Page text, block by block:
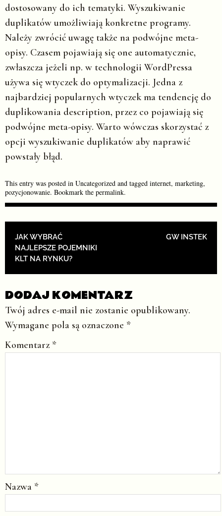
dostosowany do ich tematyki. Wyszukiwanie
duplikatów umożliwiają konkretne programy.
Należy zwrócić uwagę także na podwójne meta-
opisy. Czasem pojawiają się one automatycznie,
zwłaszcza jeżeli np. w technologii WordPressa
używa się wtyczek do optymalizacji. Jedna z
najbardziej popularnych wtyczek ma tendencję do
duplikowania description, przez co pojawiają się
podwójne meta-opisy. Warto wówczas skorzystać z
opcji wyszukiwanie duplikatów aby naprawić
powstały błąd.
This entry was posted in Uncategorized and tagged internet, marketing,
pozycjonowanie. Bookmark the permalink.
POST NAVIGATION
JAK WYBRAĆ
NAJLEPSZE POJEMNIKI
KLT NA RYNKU?
GW INSTEK
DODAJ KOMENTARZ
Twój adres e-mail nie zostanie opublikowany.
Wymagane pola są oznaczone *
Komentarz *
Nazwa *